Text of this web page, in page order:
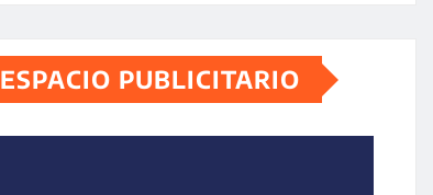
ESPACIO PUBLICITARIO